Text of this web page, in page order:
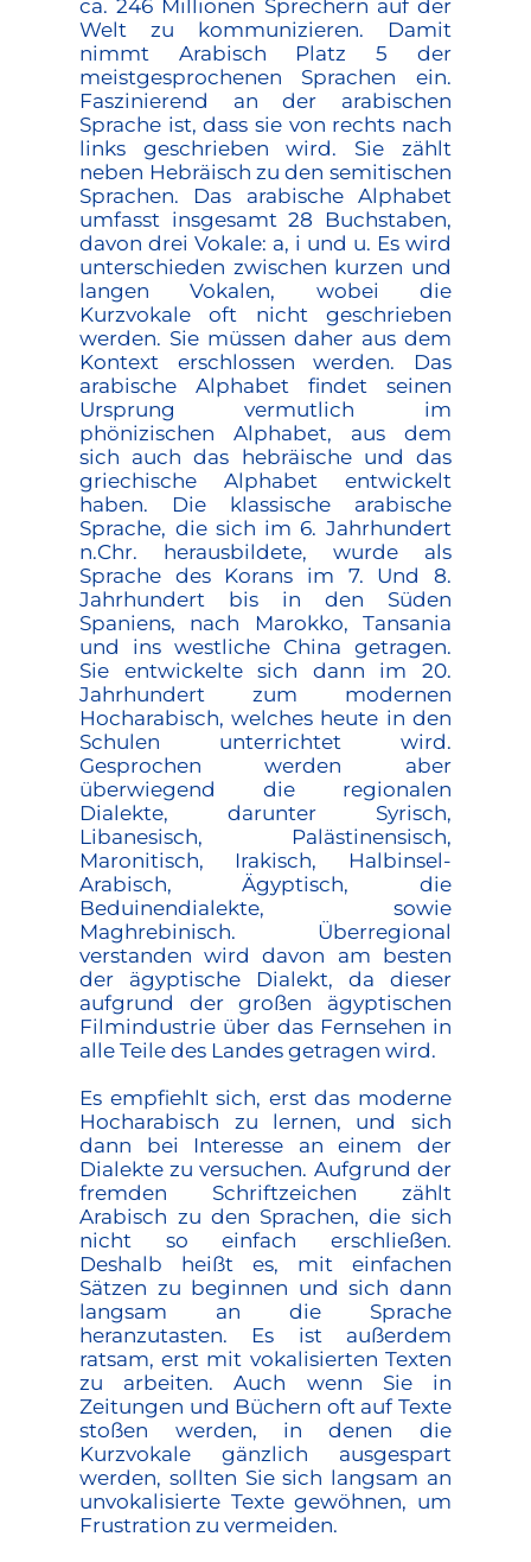
ca. 246 Millionen Sprechern auf der
Welt zu kommunizieren. Damit
nimmt Arabisch Platz 5 der
meistgesprochenen Sprachen ein.
Faszinierend an der arabischen
Sprache ist, dass sie von rechts nach
links geschrieben wird. Sie zählt
neben Hebräisch zu den semitischen
Sprachen. Das arabische Alphabet
umfasst insgesamt 28 Buchstaben,
davon drei Vokale: a, i und u. Es wird
unterschieden zwischen kurzen und
langen Vokalen, wobei die
Kurzvokale oft nicht geschrieben
werden. Sie müssen daher aus dem
Kontext erschlossen werden. Das
arabische Alphabet findet seinen
Ursprung vermutlich im
phönizischen Alphabet, aus dem
sich auch das hebräische und das
griechische Alphabet entwickelt
haben. Die klassische arabische
Sprache, die sich im 6. Jahrhundert
n.Chr. herausbildete, wurde als
Sprache des Korans im 7. Und 8.
Jahrhundert bis in den Süden
Spaniens, nach Marokko, Tansania
und ins westliche China getragen.
Sie entwickelte sich dann im 20.
Jahrhundert zum modernen
Hocharabisch, welches heute in den
Schulen unterrichtet wird.
Gesprochen werden aber
überwiegend die regionalen
Dialekte, darunter Syrisch,
Libanesisch, Palästinensisch,
Maronitisch, Irakisch, Halbinsel-
Arabisch, Ägyptisch, die
Beduinendialekte, sowie
Maghrebinisch. Überregional
verstanden wird davon am besten
der ägyptische Dialekt, da dieser
aufgrund der großen ägyptischen
Filmindustrie über das Fernsehen in
alle Teile des Landes getragen wird.
Es empfiehlt sich, erst das moderne
Hocharabisch zu lernen, und sich
dann bei Interesse an einem der
Dialekte zu versuchen. Aufgrund der
fremden Schriftzeichen zählt
Arabisch zu den Sprachen, die sich
nicht so einfach erschließen.
Deshalb heißt es, mit einfachen
Sätzen zu beginnen und sich dann
langsam an die Sprache
heranzutasten. Es ist außerdem
ratsam, erst mit vokalisierten Texten
zu arbeiten. Auch wenn Sie in
Zeitungen und Büchern oft auf Texte
stoßen werden, in denen die
Kurzvokale gänzlich ausgespart
werden, sollten Sie sich langsam an
unvokalisierte Texte gewöhnen, um
Frustration zu vermeiden.